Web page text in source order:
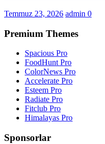
Temmuz 23, 2026 admin 0
Premium Themes
Spacious Pro
FoodHunt Pro
ColorNews Pro
Accelerate Pro
Esteem Pro
Radiate Pro
Fitclub Pro
Himalayas Pro
Sponsorlar